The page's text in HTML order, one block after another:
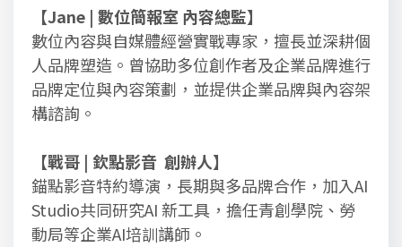
【Jane | 數位簡報室 內容總監】
數位內容與自媒體經營實戰專家，擅長並深耕個
人品牌塑造。曾協助多位創作者及企業品牌進行
品牌定位與內容策劃，並提供企業品牌與內容架
構諮詢。
【戰哥 | 欽點影音 創辦人】
錨點影音特約導演，長期與多品牌合作，加入AI
Studio共同研究AI 新工具，擔任青創學院、勞
動局等企業AI培訓講師。